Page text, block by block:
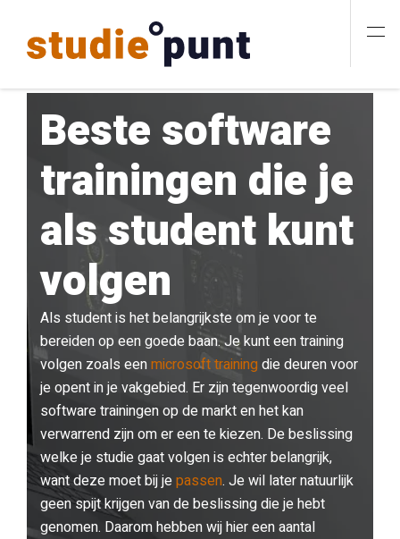
Beste software
trainingen die je
als student kunt
volgen
Als student is het belangrijkste om je voor te
bereiden op een goede baan. Je kunt een training
volgen zoals eenmicrosoft training die deuren voor
je opent in je vakgebied. Er zijn tegenwoordig veel
software trainingen op de markt en het kan
verwarrend zijn om er een te kiezen. De beslissing
welke je studie gaat volgen is echter belangrijk,
want deze moet bij jepassen. Je wil later natuurlijk
geen spijt krijgen van de beslissing die je hebt
genomen. Daarom hebben wij hier een aantal